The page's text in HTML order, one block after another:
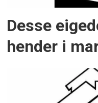
Desse
hender i